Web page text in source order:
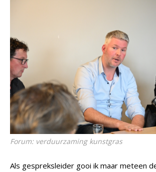
Forum: verduurzaming kunstgras
Als gespreksleider gooi ik maar meteen